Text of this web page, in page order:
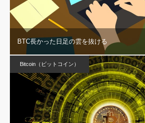
BTC長かった日足の雲を抜ける
Bitcoin（ビットコイン）